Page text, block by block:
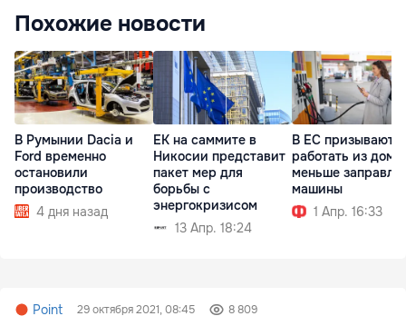
Похожие новости
В Румынии Dacia и
Ford временно
остановили
производство
4 дня назад
ЕК на саммите в
Никосии представит
пакет мер для
борьбы с
энергокризисом
13 Апр. 18:24
В ЕС призывают
работать из дома
меньше
машины
1 Апр. 16:33
Point 29 октября 2021, 08:45 8 809